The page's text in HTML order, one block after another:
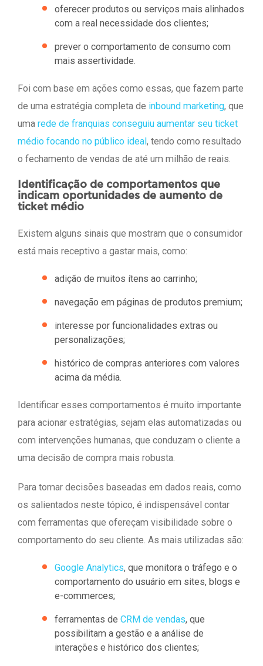
oferecer produtos ou serviços mais alinhados
com a real necessidade dos clientes;
prever o comportamento de consumo com
mais assertividade.
Foi com base em ações como essas, que fazem parte
de uma estratégia completa de inbound marketing, que
uma rede de franquias conseguiu aumentar seu ticket
médio focando no público ideal, tendo como resultado
o fechamento de vendas de até um milhão de reais.
Identificação de comportamentos que
indicam oportunidades de aumento de
ticket médio
Existem alguns sinais que mostram que o consumidor
está mais receptivo a gastar mais, como:
adição de muitos ítens ao carrinho;
navegação em páginas de produtos premium;
interesse por funcionalidades extras ou
personalizações;
histórico de compras anteriores com valores
acima da média.
Identificar esses comportamentos é muito importante
para acionar estratégias, sejam elas automatizadas ou
com intervenções humanas, que conduzam o cliente a
uma decisão de compra mais robusta.
Para tomar decisões baseadas em dados reais, como
os salientados neste tópico, é indispensável contar
com ferramentas que ofereçam visibilidade sobre o
comportamento do seu cliente. As mais utilizadas são:
Google Analytics, que monitora o tráfego e o
comportamento do usuário em sites, blogs e
e-commerces;
ferramentas de CRM de vendas, que
possibilitam a gestão e a análise de
interações e histórico dos clientes;